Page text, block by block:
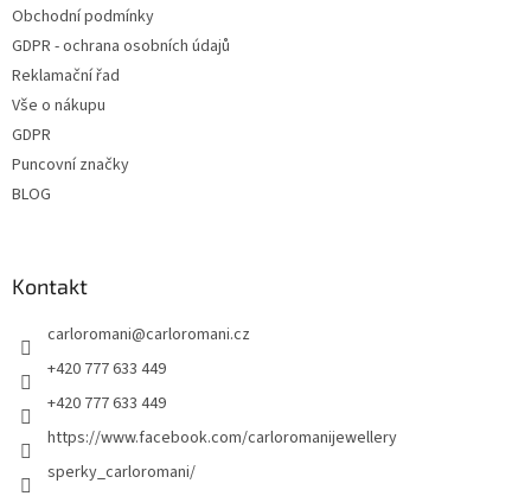
Obchodní podmínky
GDPR - ochrana osobních údajů
Reklamační řad
Vše o nákupu
GDPR
Puncovní značky
BLOG
Kontakt
carloromani@carloromani.cz
+420 777 633 449
+420 777 633 449
https://www.facebook.com/carloromanijewellery
sperky_carloromani/